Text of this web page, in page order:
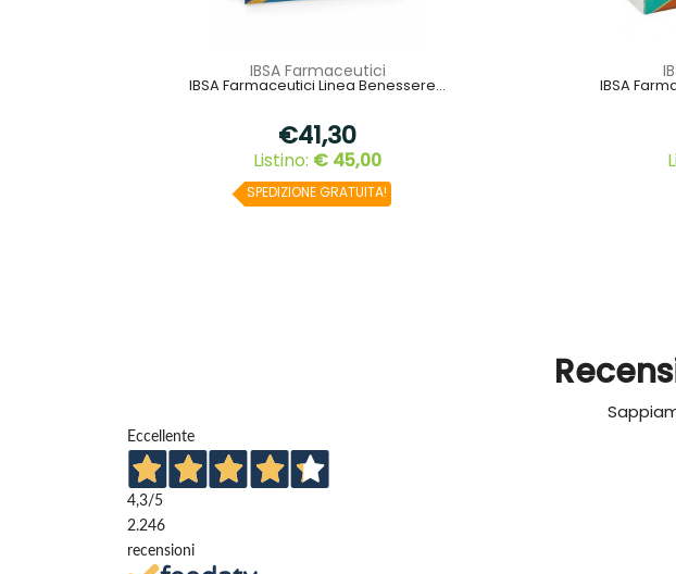
IBSA Farmaceutici
IBSA Farmaceutici Linea Benessere...
€41,30
Listino: € 45,00
SPEDIZIONE GRATUITA!
IBSA
Eccellente
4,3/5
2.246
recensioni